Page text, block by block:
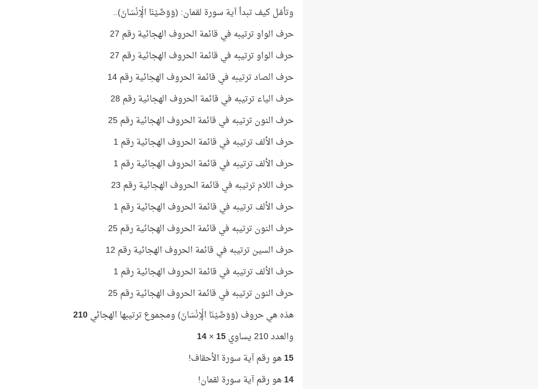
وتأمّل كيف تبدأ آية سورة لقمان: (وَوَصَّيْنَا الْإِنْسَانَ)..
حرف الواو ترتيبه في قائمة الحروف الهجائية رقم 27
حرف الواو ترتيبه في قائمة الحروف الهجائية رقم 27
حرف الصاد ترتيبه في قائمة الحروف الهجائية رقم 14
حرف الياء ترتيبه في قائمة الحروف الهجائية رقم 28
حرف النون ترتيبه في قائمة الحروف الهجائية رقم 25
حرف الألف ترتيبه في قائمة الحروف الهجائية رقم 1
حرف الألف ترتيبه في قائمة الحروف الهجائية رقم 1
حرف اللام ترتيبه في قائمة الحروف الهجائية رقم 23
حرف الألف ترتيبه في قائمة الحروف الهجائية رقم 1
حرف النون ترتيبه في قائمة الحروف الهجائية رقم 25
حرف السين ترتيبه في قائمة الحروف الهجائية رقم 12
حرف الألف ترتيبه في قائمة الحروف الهجائية رقم 1
حرف النون ترتيبه في قائمة الحروف الهجائية رقم 25
هذه هي حروف (وَوَصَّيْنَا الْإِنْسَانَ) ومجموع ترتيبها الهجائي210
والعدد 210 يساوي
15
×
14
15هو رقم آية سورة الأحقاف!
14هو رقم آية سورة لقمان!